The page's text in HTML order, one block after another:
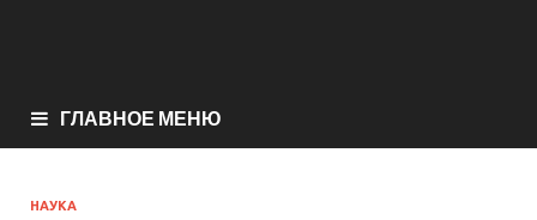
ГЛАВНОЕ МЕНЮ
НАУКА